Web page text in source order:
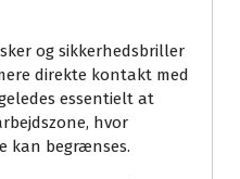
og sikkerhedsbriller
direkte kontakt med
essentielt at
hvor
kan begrænses.